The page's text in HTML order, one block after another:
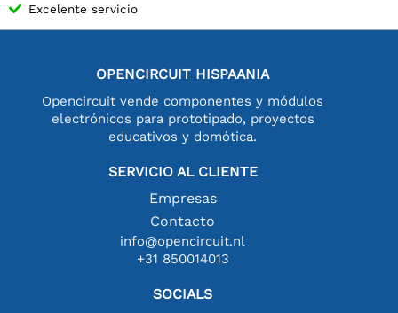
Excelente servicio
OPENCIRCUIT HISPAANIA
Opencircuit vende componentes y módulos
electrónicos para prototipado, proyectos
educativos y domótica.
SERVICIO AL CLIENTE
Empresas
Contacto
info@opencircuit.nl
+31 850014013
SOCIALS